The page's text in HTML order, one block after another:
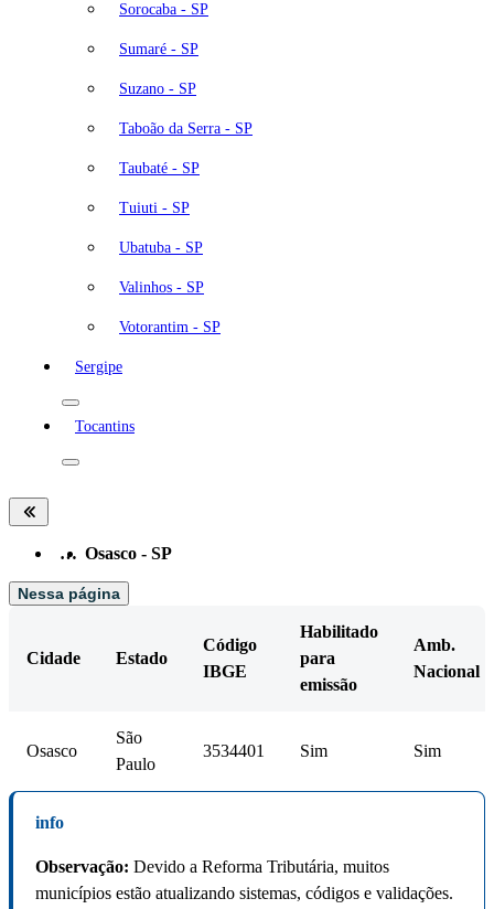
Sorocaba - SP
Sumaré - SP
Suzano - SP
Taboão da Serra - SP
Taubaté - SP
Tuiuti - SP
Ubatuba - SP
Valinhos - SP
Votorantim - SP
Sergipe
Tocantins
… Osasco - SP
Nessa página
Cidade Estado
Código
IBGE
Habilitado
para
emissão
Amb.
Nacional
Osasco
São
Paulo
3534401 Sim Sim
info
Observação: Devido a Reforma Tributária, muitos
municípios estão atualizando sistemas, códigos e validações.